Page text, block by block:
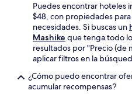
Puedes encontrar hoteles
$48, con propiedades
necesidades. Si buscas un
Mashike que tenga todo
resultados por "Precio (de
aplicar filtros en la
¿Cómo puedo encontrar
acumular recompensas?